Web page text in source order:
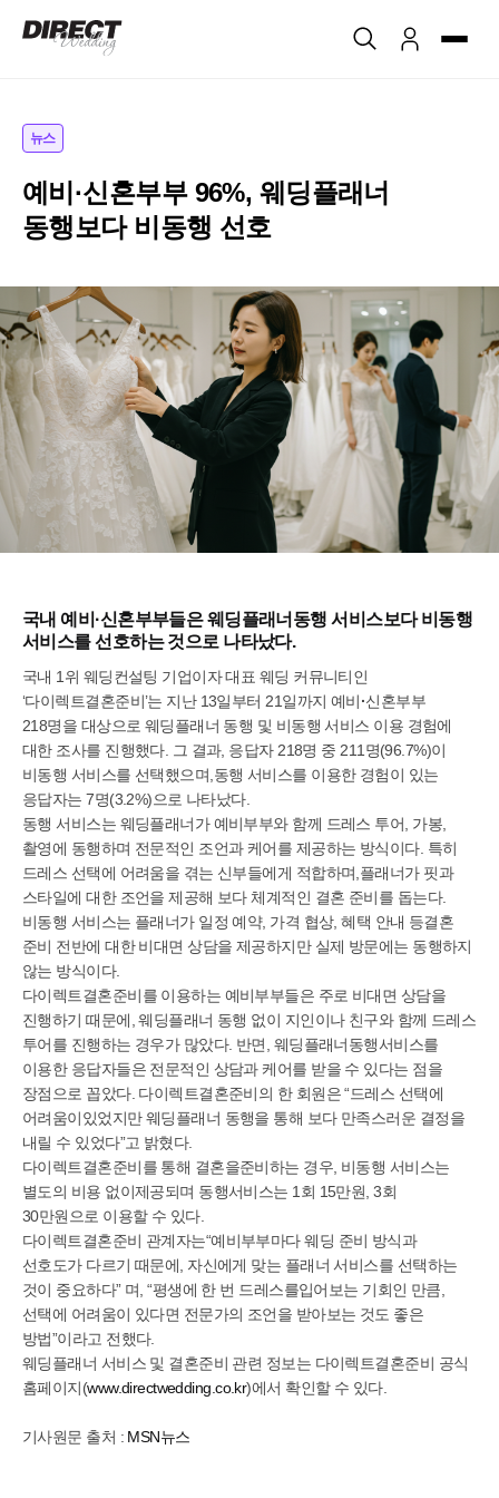
뉴스
예비·신혼부부 96%, 웨딩플래너
동행보다 비동행 선호
국내 예비·신혼부부들은 웨딩플래너동행 서비스보다 비동행
서비스를 선호하는 것으로 나타났다.
국내 1위 웨딩컨설팅 기업이자 대표 웨딩 커뮤니티인
‘다이렉트결혼준비’는 지난 13일부터 21일까지 예비·신혼부부
218명을 대상으로 웨딩플래너 동행 및 비동행 서비스 이용 경험에
대한 조사를 진행했다. 그 결과, 응답자 218명 중 211명(96.7%)이
비동행 서비스를 선택했으며,동행 서비스를 이용한 경험이 있는
응답자는 7명(3.2%)으로 나타났다.
동행 서비스는 웨딩플래너가 예비부부와 함께 드레스 투어, 가봉,
촬영에 동행하며 전문적인 조언과 케어를 제공하는 방식이다. 특히
드레스 선택에 어려움을 겪는 신부들에게 적합하며,플래너가 핏과
스타일에 대한 조언을 제공해 보다 체계적인 결혼 준비를 돕는다.
비동행 서비스는 플래너가 일정 예약, 가격 협상, 혜택 안내 등결혼
준비 전반에 대한 비대면 상담을 제공하지만 실제 방문에는 동행하지
않는 방식이다.
다이렉트결혼준비를 이용하는 예비부부들은 주로 비대면 상담을
진행하기 때문에, 웨딩플래너 동행 없이 지인이나 친구와 함께 드레스
투어를 진행하는 경우가 많았다. 반면, 웨딩플래너동행서비스를
이용한 응답자들은 전문적인 상담과 케어를 받을 수 있다는 점을
장점으로 꼽았다. 다이렉트결혼준비의 한 회원은 “드레스 선택에
어려움이있었지만 웨딩플래너 동행을 통해 보다 만족스러운 결정을
내릴 수 있었다”고 밝혔다.
다이렉트결혼준비를 통해 결혼을준비하는 경우, 비동행 서비스는
별도의 비용 없이제공되며 동행서비스는 1회 15만원, 3회
30만원으로 이용할 수 있다.
다이렉트결혼준비 관계자는“예비부부마다 웨딩 준비 방식과
선호도가 다르기 때문에, 자신에게 맞는 플래너 서비스를 선택하는
것이 중요하다” 며, “평생에 한 번 드레스를입어보는 기회인 만큼,
선택에 어려움이 있다면 전문가의 조언을 받아보는 것도 좋은
방법”이라고 전했다.
웨딩플래너 서비스 및 결혼준비 관련 정보는 다이렉트결혼준비 공식
홈페이지(www.directwedding.co.kr)에서 확인할 수 있다.
기사원문 출처 : MSN뉴스